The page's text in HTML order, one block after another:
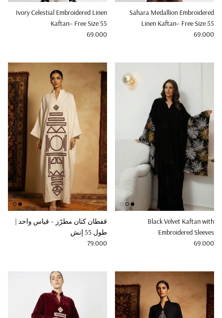
Sahara Medallion Embroidered
Linen Kaftan– Free Size 55
Regular price
69.000
Ivory Celestial Embroidered Linen
Kaftan– Free Size 55
Regular price
69.000
Black Velvet Kaftan with
Embroidered Sleeves
Regular price
69.000
قفطان كتان مطرّز – قياس واحد |
طول 55 إنش
Regular price
79.000